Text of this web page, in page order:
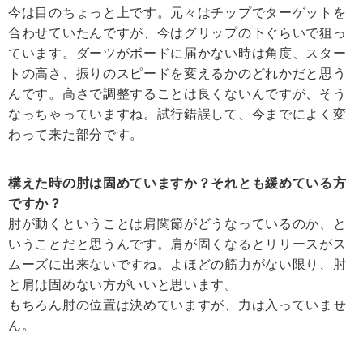
今は目のちょっと上です。元々はチップでターゲットを
合わせていたんですが、今はグリップの下ぐらいで狙っ
ています。ダーツがボードに届かない時は角度、スター
トの高さ、振りのスピードを変えるかのどれかだと思う
んです。高さで調整することは良くないんですが、そう
なっちゃっていますね。試行錯誤して、今までによく変
わって来た部分です。
構えた時の肘は固めていますか？それとも緩めている方
ですか？
肘が動くということは肩関節がどうなっているのか、と
いうことだと思うんです。肩が固くなるとリリースがス
ムーズに出来ないですね。よほどの筋力がない限り、肘
と肩は固めない方がいいと思います。
もちろん肘の位置は決めていますが、力は入っていませ
ん。